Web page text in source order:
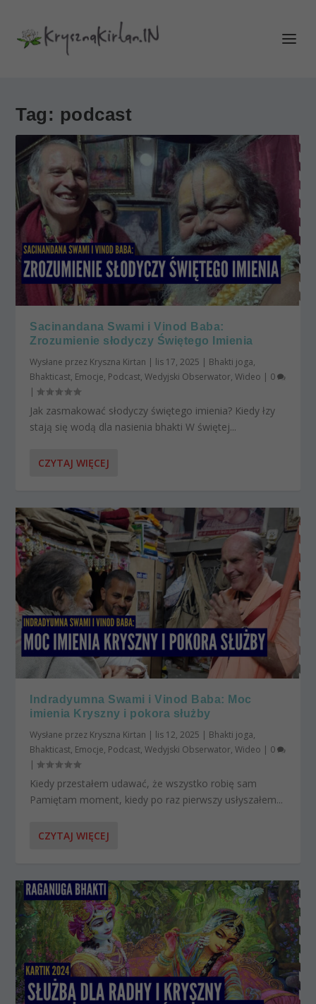
Tag: podcast
Sacinandana Swami i Vinod Baba:
Zrozumienie słodyczy Świętego Imienia
Wysłane przez Kryszna Kirtan | lis 17, 2025 | Bhakti joga,
Bhakticast, Emocje, Podcast,Wedyjski Obserwator,Wideo | 0
|
Jak zasmakować słodyczy świętego imienia? Kiedy łzy
stają się wodą dla nasienia bhakti W świętej...
CZYTAJ WIĘCEJ
Indradyumna Swami i Vinod Baba: Moc
imienia Kryszny i pokora służby
Wysłane przez Kryszna Kirtan | lis 12, 2025 | Bhakti joga,
Bhakticast, Emocje, Podcast,Wedyjski Obserwator,Wideo | 0
|
Kiedy przestałem udawać, że wszystko robię sam
Pamiętam moment, kiedy po raz pierwszy usłyszałem...
CZYTAJ WIĘCEJ